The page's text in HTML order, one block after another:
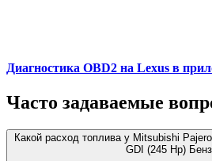
Диагностика OBD2 на Lexus в
Часто задаваемые
Какой расход топлива у Mitsubishi
GDI (245 Hp)